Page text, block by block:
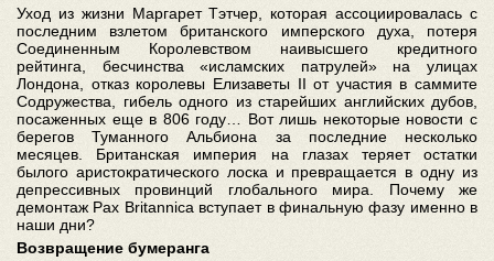
Уход из жизни Маргарет Тэтчер, которая ассоциировалась с
последним взлетом британского имперского духа, потеря
Соединенным Королевством наивысшего кредитного
рейтинга, бесчинства «исламских патрулей» на улицах
Лондона, отказ королевы Елизаветы II от участия в саммите
Содружества, гибель одного из старейших английских дубов,
посаженных еще в 806 году… Вот лишь некоторые новости с
берегов Туманного Альбиона за последние несколько
месяцев. Британская империя на глазах теряет остатки
былого аристократического лоска и превращается в одну из
депрессивных провинций глобального мира. Почему же
демонтаж Pax Britannica вступает в финальную фазу именно в
наши дни?
Возвращение бумеранга